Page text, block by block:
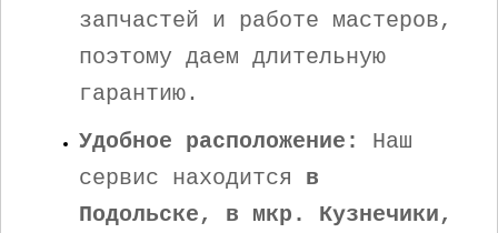
запчастей и работе мастеров,
поэтому даем длительную
гарантию.
Удобное расположение:
Наш
сервис находится в
Подольске, в мкр. Кузнечики,